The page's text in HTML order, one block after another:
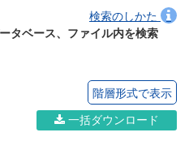
検索のしかた
タベース、ファイル内を検索
階層形式で表示
一括ダウンロード